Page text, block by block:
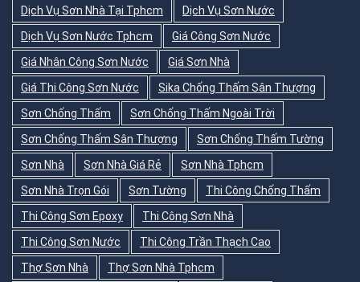
Dịch Vụ Sơn Nhà Tại Tphcm
Dịch Vụ Sơn Nước
Dịch Vụ Sơn Nước Tphcm
Giá Công Sơn Nước
Giá Nhân Công Sơn Nước
Giá Sơn Nhà
Giá Thi Công Sơn Nước
Sika Chống Thấm Sân Thượng
Sơn Chống Thấm
Sơn Chống Thấm Ngoài Trời
Sơn Chống Thấm Sân Thượng
Sơn Chống Thấm Tường
Sơn Nhà
Sơn Nhà Giá Rẻ
Sơn Nhà Tphcm
Sơn Nhà Trọn Gói
Sơn Tường
Thi Công Chống Thấm
Thi Công Sơn Epoxy
Thi Công Sơn Nhà
Thi Công Sơn Nước
Thi Công Trần Thạch Cao
Thợ Sơn Nhà
Thợ Sơn Nhà Tphcm